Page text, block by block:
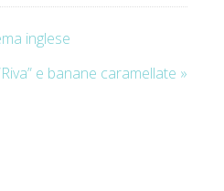
inglese
e banane caramellate »